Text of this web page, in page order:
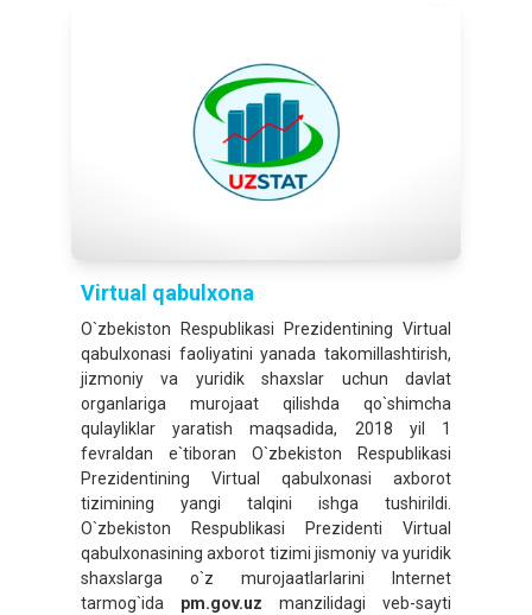
Virtual qabulxona
O`zbekiston Respublikasi Prezidentining Virtual
qabulxonasi faoliyatini yanada takomillashtirish,
jizmoniy va yuridik shaxslar uchun davlat
organlariga murojaat qilishda qo`shimcha
qulayliklar yaratish maqsadida, 2018 yil 1
fevraldan e`tiboran O`zbekiston Respublikasi
Prezidentining Virtual qabulxonasi axborot
tizimining yangi talqini ishga tushirildi.
O`zbekiston Respublikasi Prezidenti Virtual
qabulxonasining axborot tizimi jismoniy va yuridik
shaxslarga o`z murojaatlarlarini Internet
tarmog`ida pm.gov.uz manzilidagi veb-sayti